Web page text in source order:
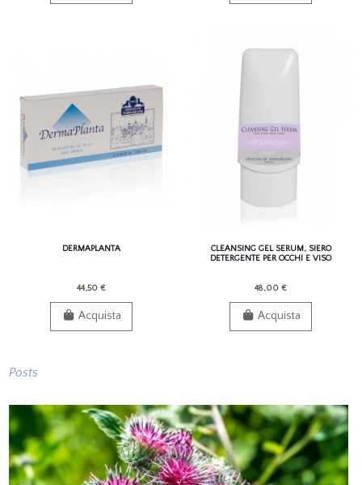
DERMAPLANTA
44,50 €
Acquista
CLEANSING GEL SERUM, SIERO
DETERGENTE PER OCCHI E VISO
48,00 €
Acquista
Posts